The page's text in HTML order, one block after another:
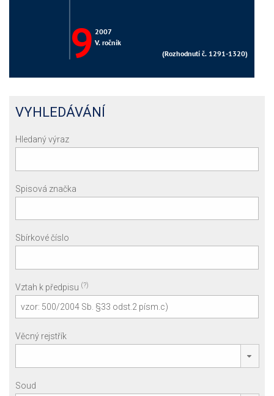
VYHLEDÁVÁNÍ
Hledaný výraz
Spisová značka
Sbírkové číslo
Vztah k předpisu (?)
Věcný rejstřík
Soud